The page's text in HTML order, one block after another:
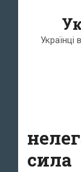
Українці
сила